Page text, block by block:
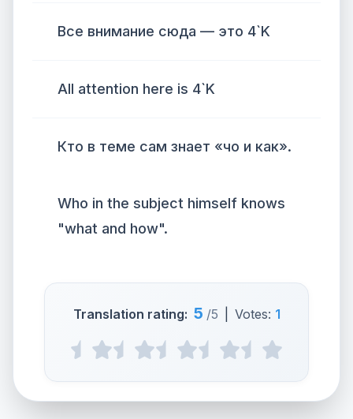
Все внимание сюда — это 4`K
All attention here is 4`K
Кто в теме сам знает «чо и как».
Who in the subject himself knows
"what and how".
Translation rating: 5 /5 Votes: 1